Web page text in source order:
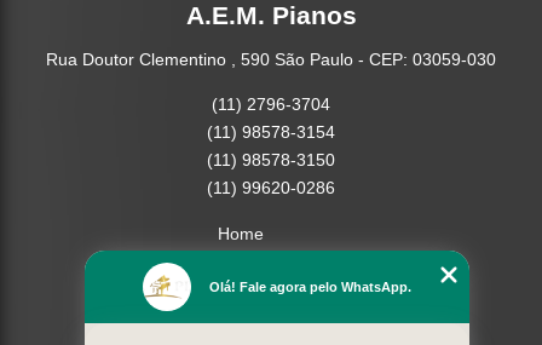
A.E.M. Pianos
Rua Doutor Clementino , 590 São Paulo - CEP: 03059-030
(11) 2796-3704
(11) 98578-3154
(11) 98578-3150
(11) 99620-0286
Home
Missão
Olá! Fale agora pelo WhatsApp.